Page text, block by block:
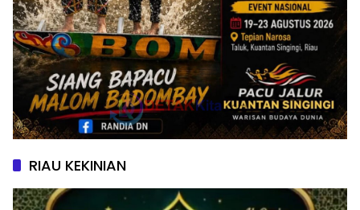
RIAU KEKINIAN